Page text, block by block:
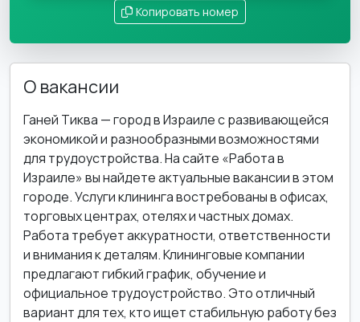
Копировать номер
О вакансии
Ганей Тиква — город в Израиле с развивающейся
экономикой и разнообразными возможностями
для трудоустройства. На сайте «Работа в
Израиле» вы найдете актуальные вакансии в этом
городе. Услуги клининга востребованы в офисах,
торговых центрах, отелях и частных домах.
Работа требует аккуратности, ответственности
и внимания к деталям. Клининговые компании
предлагают гибкий график, обучение и
официальное трудоустройство. Это отличный
вариант для тех, кто ищет стабильную работу без